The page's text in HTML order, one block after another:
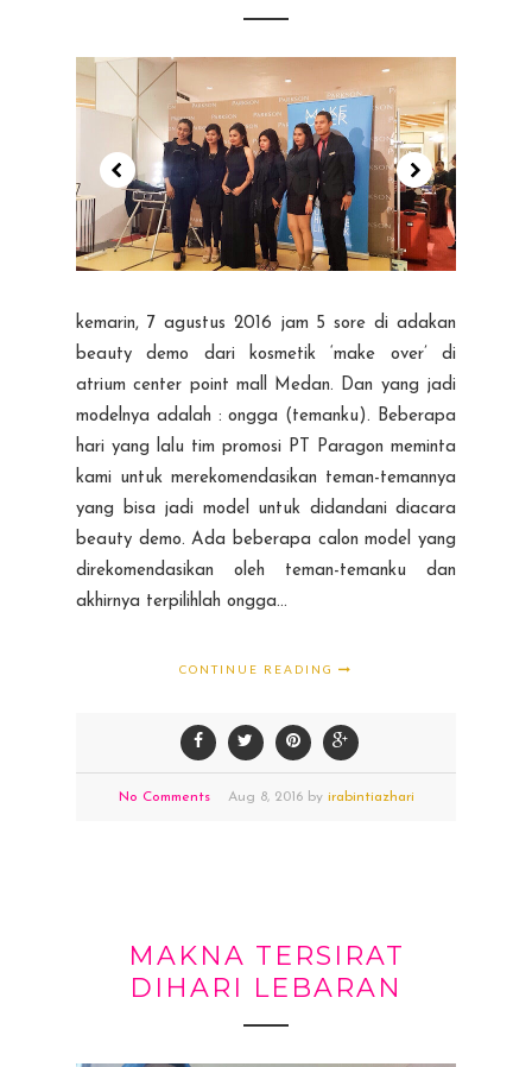
kemarin, 7 agustus 2016 jam 5 sore di adakan
beauty demo dari kosmetik ‘make over’ di
atrium center point mall Medan. Dan yang jadi
modelnya adalah : ongga (temanku). Beberapa
hari yang lalu tim promosi PT Paragon meminta
kami untuk merekomendasikan teman-temannya
yang bisa jadi model untuk didandani diacara
beauty demo. Ada beberapa calon model yang
direkomendasikan oleh teman-temanku dan
akhirnya terpilihlah ongga...
CONTINUE READING
No Comments Aug 8,2016 by irabintiazhari
MAKNA TERSIRAT
DIHARI LEBARAN